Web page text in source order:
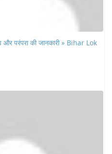
और परंपरा की जानकारी » Bihar Lok